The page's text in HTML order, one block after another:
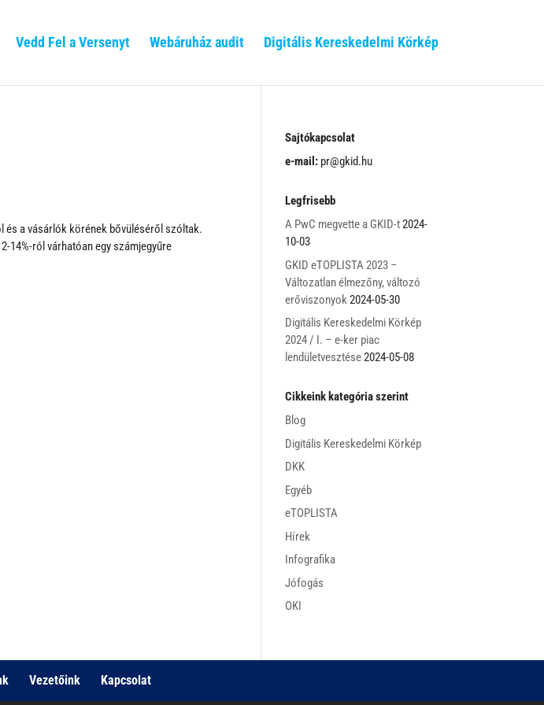
Vedd Fel a Versenyt Webáruház audit Digitális Kereskedelmi Körkép
és a vásárlók körének bővüléséről szóltak.
14%-ról várhatóan egy számjegyűre
Sajtókapcsolat
e-mail: pr@gkid.hu
Legfrisebb
A PwC megvette a GKID-t2024-
10-03
GKID eTOPLISTA 2023 –
Változatlan élmezőny, változó
erőviszonyok 2024-05-30
Digitális Kereskedelmi Körkép
2024 / I. – e-ker piac
lendületvesztése2024-05-08
Cikkeink kategória szerint
Blog
Digitális Kereskedelmi Körkép
DKK
Egyéb
eTOPLISTA
Hírek
Infografika
Jófogás
OKI
Vezetőink Kapcsolat